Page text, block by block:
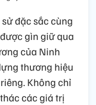
đặc sắc cùng
gìn giữ qua
của Ninh
thương hiệu
Không chỉ
các giá trị